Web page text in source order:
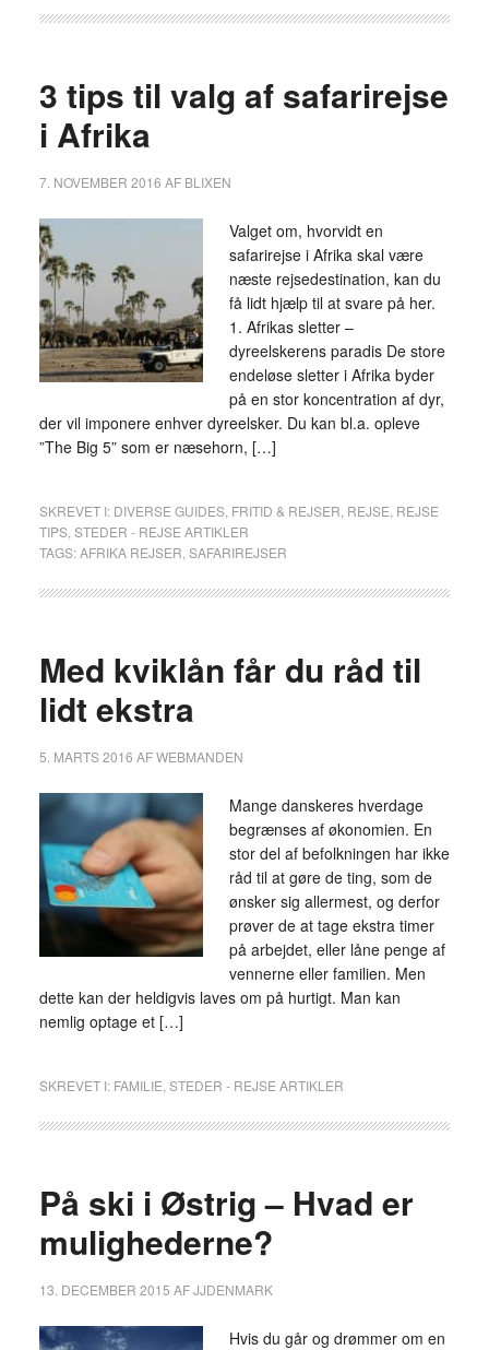
3 tips til valg af safarirejse
i Afrika
7. NOVEMBER 2016 AF BLIXEN
Valget om, hvorvidt en
safarirejse i Afrika skal være
næste rejsedestination, kan du
få lidt hjælp til at svare på her.
1. Afrikas sletter –
dyreelskerens paradis De store
endeløse sletter i Afrika byder
på en stor koncentration af dyr,
der vil imponere enhver dyreelsker. Du kan bl.a. opleve
”The Big 5” som er næsehorn, […]
SKREVET I: DIVERSE GUIDES, FRITID & REJSER REJSE REJSE
TIPS, STEDER - REJSE ARTIKLER
TAGS:AFRIKA REJSER SAFARIREJSER
Med kviklån får du råd til
lidt ekstra
5. MARTS 2016 AFWEBMANDEN
Mange danskeres hverdage
begrænses af økonomien. En
stor del af befolkningen har ikke
råd til at gøre de ting, som de
ønsker sig allermest, og derfor
prøver de at tage ekstra timer
på arbejdet, eller låne penge af
vennerne eller familien. Men
dette kan der heldigvis laves om på hurtigt. Man kan
nemlig optage et […]
SKREVET I: FAMILIE STEDER - REJSE ARTIKLER
På ski i Østrig – Hvad er
mulighederne?
13. DECEMBER 2015 AFJJDENMARK
Hvis du går og drømmer om en